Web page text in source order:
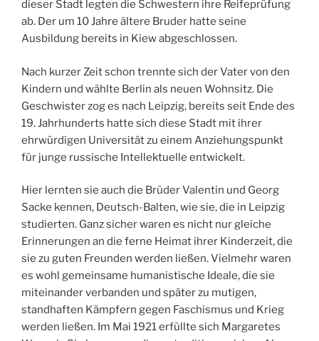
dieser Stadt legten die Schwestern ihre Reifeprüfung
ab. Der um 10 Jahre ältere Bruder hatte seine
Ausbildung bereits in Kiew abgeschlossen.
Nach kurzer Zeit schon trennte sich der Vater von den
Kindern und wählte Berlin als neuen Wohnsitz. Die
Geschwister zog es nach Leipzig, bereits seit Ende des
19. Jahrhunderts hatte sich diese Stadt mit ihrer
ehrwürdigen Universität zu einem Anziehungspunkt
für junge russische Intellektuelle entwickelt.
Hier lernten sie auch die Brüder Valentin und Georg
Sacke kennen, Deutsch-Balten, wie sie, die in Leipzig
studierten. Ganz sicher waren es nicht nur gleiche
Erinnerungen an die ferne Heimat ihrer Kinderzeit, die
sie zu guten Freunden werden ließen. Vielmehr waren
es wohl gemeinsame humanistische Ideale, die sie
miteinander verbanden und später zu mutigen,
standhaften Kämpfern gegen Faschismus und Krieg
werden ließen. Im Mai 1921 erfüllte sich Margaretes